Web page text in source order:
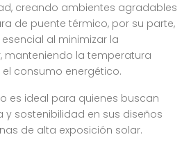
creando ambientes agradables
de puente térmico, por su parte,
al minimizar la
manteniendo la temperatura
consumo energético.
es ideal para quienes buscan
y sostenibilidad en sus diseños
de alta exposición solar.